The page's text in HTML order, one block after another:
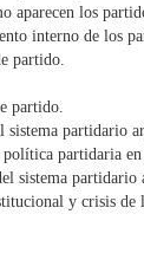
aparecen los
interno de los
partido.
partido.
sistema partidario
política partidaria
sistema partidario
y crisis de